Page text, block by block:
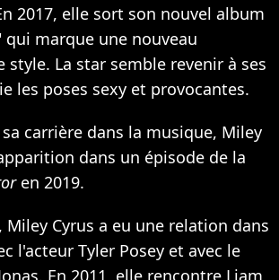
2017, elle sort son nouvel album
qui marque une nouveau
style. La star semble revenir à ses
les poses sexy et provocantes.
carrière dans la musique, Miley
dans un épisode de la
en 2019.
Miley Cyrus a eu une relation dans
l'acteur Tyler Posey et avec le
En 2011, elle rencontre Liam